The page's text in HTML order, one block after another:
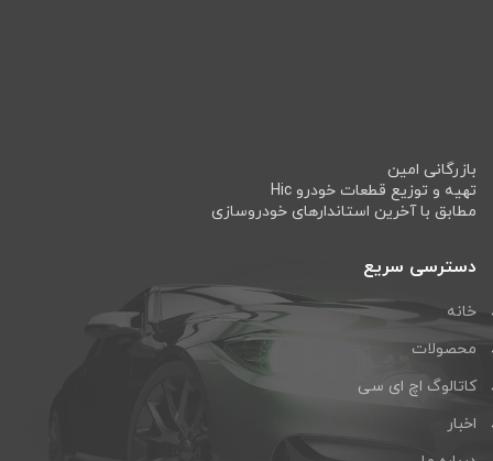
بازرگانی امین
تهیه و توزیع قطعات خودرو Hic
مطابق با آخرین استاندارهای خودروسازی
دسترسی سریع
خانه
محصولات
کاتالوگ اچ ای سی
اخبار